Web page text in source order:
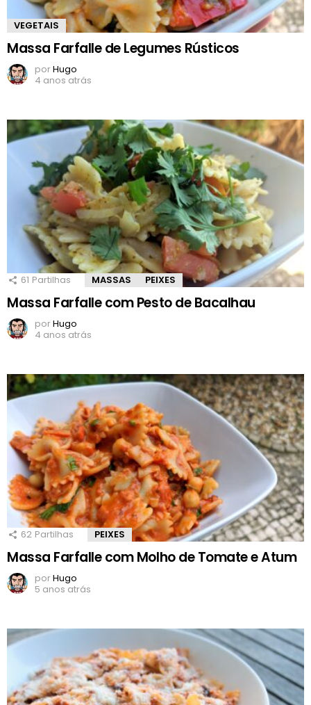
VEGETAIS
Massa Farfalle de Legumes Rústicos
porHugo
4 anos atrás
61 Partilhas MASSAS PEIXES
Massa Farfalle com Pesto de Bacalhau
porHugo
4 anos atrás
62 Partilhas PEIXES
Massa Farfalle com Molho de Tomate e Atum
porHugo
5 anos atrás